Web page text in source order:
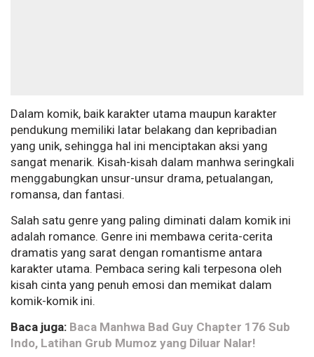
Dalam komik, baik karakter utama maupun karakter
pendukung memiliki latar belakang dan kepribadian
yang unik, sehingga hal ini menciptakan aksi yang
sangat menarik. Kisah-kisah dalam manhwa seringkali
menggabungkan unsur-unsur drama, petualangan,
romansa, dan fantasi.
Salah satu genre yang paling diminati dalam komik ini
adalah romance. Genre ini membawa cerita-cerita
dramatis yang sarat dengan romantisme antara
karakter utama. Pembaca sering kali terpesona oleh
kisah cinta yang penuh emosi dan memikat dalam
komik-komik ini.
Baca juga: Baca Manhwa Bad Guy Chapter 176 Sub
Indo, Latihan Grub Mumoz yang Diluar Nalar!